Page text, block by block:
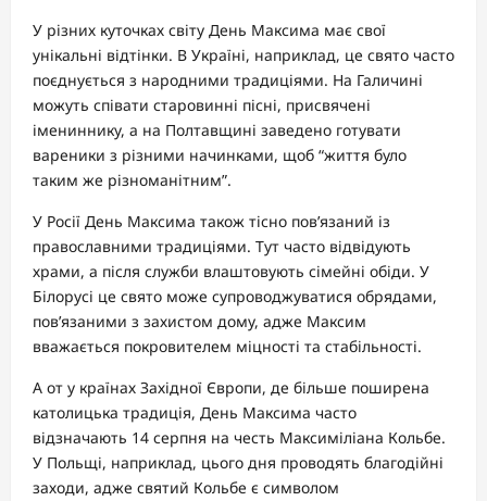
У різних куточках світу День Максима має свої
унікальні відтінки. В Україні, наприклад, це свято часто
поєднується з народними традиціями. На Галичині
можуть співати старовинні пісні, присвячені
імениннику, а на Полтавщині заведено готувати
вареники з різними начинками, щоб “життя було
таким же різноманітним”.
У Росії День Максима також тісно пов’язаний із
православними традиціями. Тут часто відвідують
храми, а після служби влаштовують сімейні обіди. У
Білорусі це свято може супроводжуватися обрядами,
пов’язаними з захистом дому, адже Максим
вважається покровителем міцності та стабільності.
А от у країнах Західної Європи, де більше поширена
католицька традиція, День Максима часто
відзначають 14 серпня на честь Максиміліана Кольбе.
У Польщі, наприклад, цього дня проводять благодійні
заходи, адже святий Кольбе є символом